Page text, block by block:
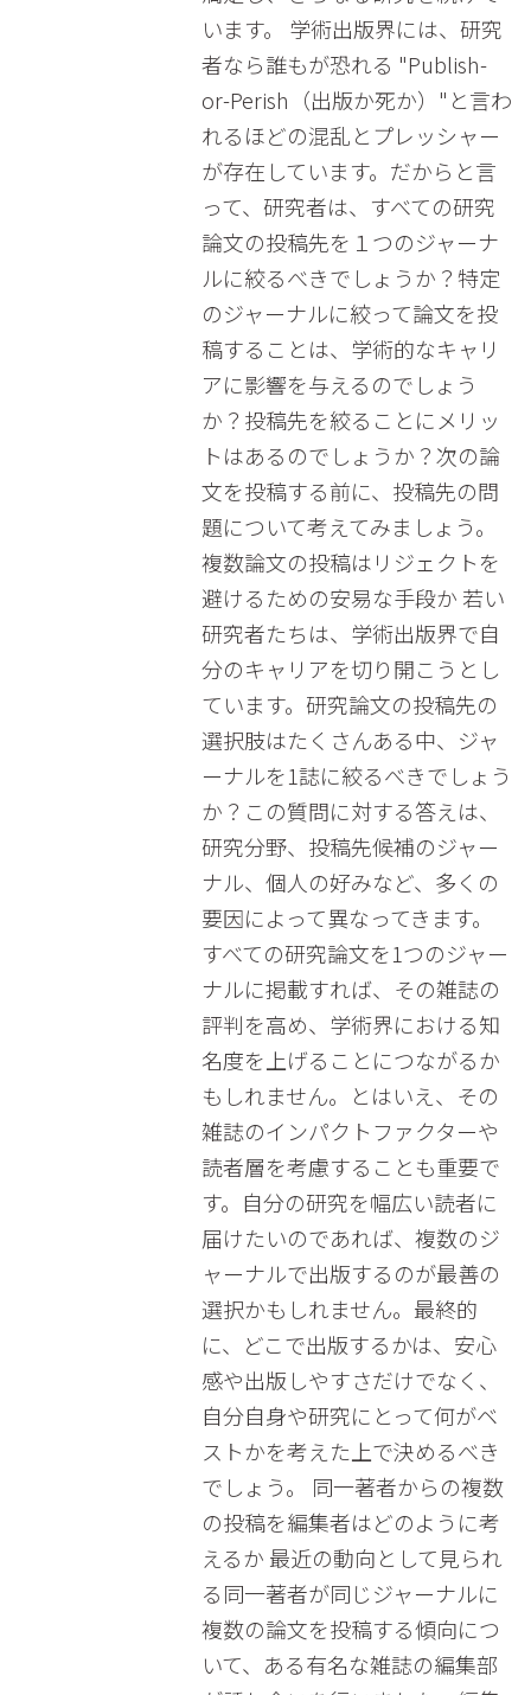
います。 学術出版界には、研究
者なら誰もが恐れる "Publish-
or-Perish（出版か死か）"と言わ
れるほどの混乱とプレッシャー
が存在しています。だからと言
って、研究者は、すべての研究
論文の投稿先を１つのジャーナ
ルに絞るべきでしょうか？特定
のジャーナルに絞って論文を投
稿することは、学術的なキャリ
アに影響を与えるのでしょう
か？投稿先を絞ることにメリッ
トはあるのでしょうか？次の論
文を投稿する前に、投稿先の問
題について考えてみましょう。
複数論文の投稿はリジェクトを
避けるための安易な手段か 若い
研究者たちは、学術出版界で自
分のキャリアを切り開こうとし
ています。研究論文の投稿先の
選択肢はたくさんある中、ジャ
ーナルを1誌に絞るべきでしょう
か？この質問に対する答えは、
研究分野、投稿先候補のジャー
ナル、個人の好みなど、多くの
要因によって異なってきます。
すべての研究論文を1つのジャー
ナルに掲載すれば、その雑誌の
評判を高め、学術界における知
名度を上げることにつながるか
もしれません。とはいえ、その
雑誌のインパクトファクターや
読者層を考慮することも重要で
す。自分の研究を幅広い読者に
届けたいのであれば、複数のジ
ャーナルで出版するのが最善の
選択かもしれません。最終的
に、どこで出版するかは、安心
感や出版しやすさだけでなく、
自分自身や研究にとって何がベ
ストかを考えた上で決めるべき
でしょう。 同一著者からの複数
の投稿を編集者はどのように考
えるか 最近の動向として見られ
る同一著者が同じジャーナルに
複数の論文を投稿する傾向につ
いて、ある有名な雑誌の編集部